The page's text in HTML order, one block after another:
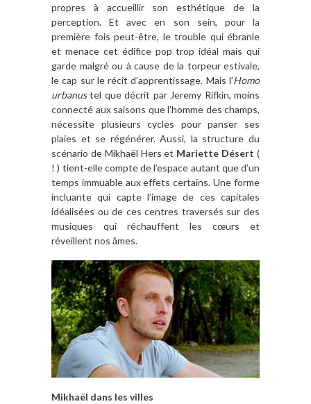
propres à accueillir son esthétique de la
perception. Et avec en son sein, pour la
première fois peut-être, le trouble qui ébranle
et menace cet édifice pop trop idéal mais qui
garde malgré ou à cause de la torpeur estivale,
le cap sur le récit d’apprentissage. Mais l’Homo
urbanustel que décrit par Jeremy Rifkin, moins
connecté aux saisons que l’homme des champs,
nécessite plusieurs cycles pour panser ses
plaies et se régénérer. Aussi, la structure du
scénario de Mikhaël Hers et Mariette Désert (
! ) tient-elle compte de l’espace autant que d’un
temps immuable aux effets certains. Une forme
incluante qui capte l’image de ces capitales
idéalisées ou de ces centres traversés sur des
musiques qui réchauffent les cœurs et
réveillent nos âmes.
Mikhaël dans les villes